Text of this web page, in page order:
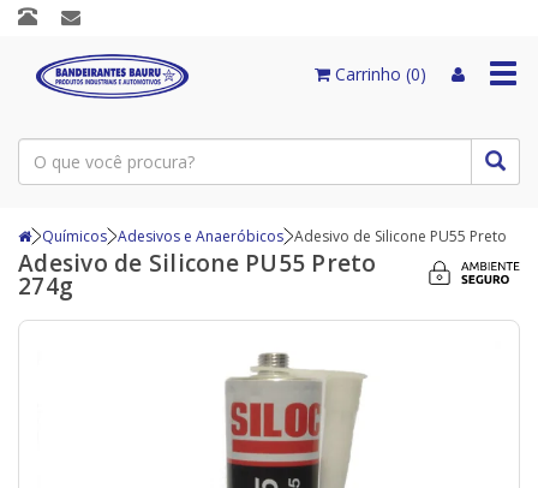
Carrinho (0)
Químicos Adesivos e Anaeróbicos Adesivo de Silicone PU55 Preto
Adesivo de Silicone PU55 Preto
274g